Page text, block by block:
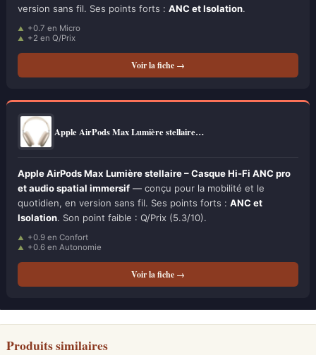
version sans fil. Ses points forts : ANC et Isolation.
+0.7 en Micro
+2 en Q/Prix
Voir la fiche →
Apple AirPods Max Lumière stellaire…
Apple AirPods Max Lumière stellaire – Casque Hi-Fi ANC pro
et audio spatial immersif — conçu pour la mobilité et le
quotidien, en version sans fil. Ses points forts : ANC et
Isolation. Son point faible : Q/Prix (5.3/10).
+0.9 en Confort
+0.6 en Autonomie
Voir la fiche →
Produits similaires